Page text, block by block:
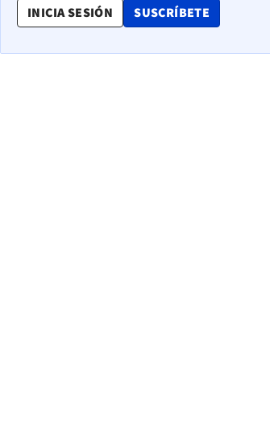
INICIA SESIÓN SUSCRÍBETE
OPENS IN NEW WINDOW